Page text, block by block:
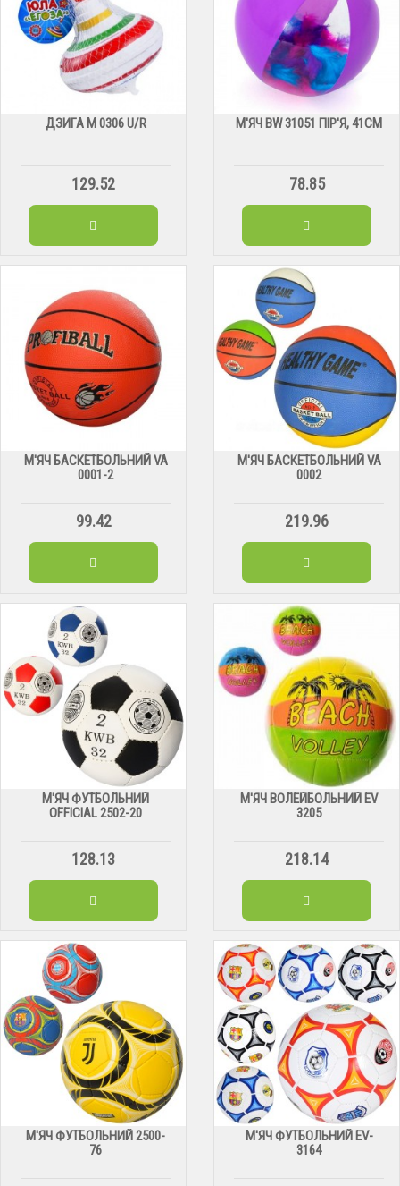
ДЗИГА М 0306 U/R
129.52
М'ЯЧ BW 31051 ПІР'Я, 41СМ
78.85
М'ЯЧ БАСКЕТБОЛЬНИЙ VA
0001-2
99.42
М'ЯЧ БАСКЕТБОЛЬНИЙ VA
0002
219.96
М'ЯЧ ФУТБОЛЬНИЙ
OFFICIAL 2502-20
128.13
М'ЯЧ ВОЛЕЙБОЛЬНИЙ EV
3205
218.14
М'ЯЧ ФУТБОЛЬНИЙ 2500-
76
М'ЯЧ ФУТБОЛЬНИЙ EV-
3164